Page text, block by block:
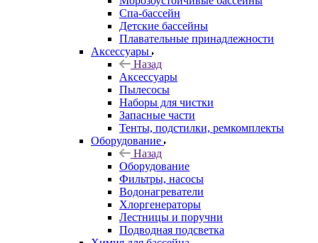
Спа-бассейн
Детские бассейны
Плавательные принадлежности
Аксессуары
Назад
Аксессуары
Пылесосы
Наборы для чистки
Запасные части
Тенты, подстилки, ремкомплекты
Оборудование
Назад
Оборудование
Фильтры, насосы
Водонагреватели
Хлоргенераторы
Лестницы и поручни
Подводная подсветка